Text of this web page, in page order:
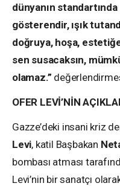
dünyanın
gösterendir, ışık
doğruya, hoşa,
sen susacaksın,
olamaz.”
OFER LEVİ’NİN
Gazze’deki insani kriz
Levi, katil Başbakan
bombası atması
Levi’nin bir sanatçı